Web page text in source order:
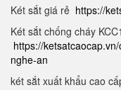
Két sắt giá rẻ https://
Két sắt chống cháy
https://
nghe-an
két sắt xuất khẩu cao